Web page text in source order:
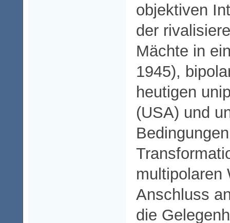
objektiven
der
Mächte in
1945),
heutigen
(USA) und
multipolaren
Anschluss
die